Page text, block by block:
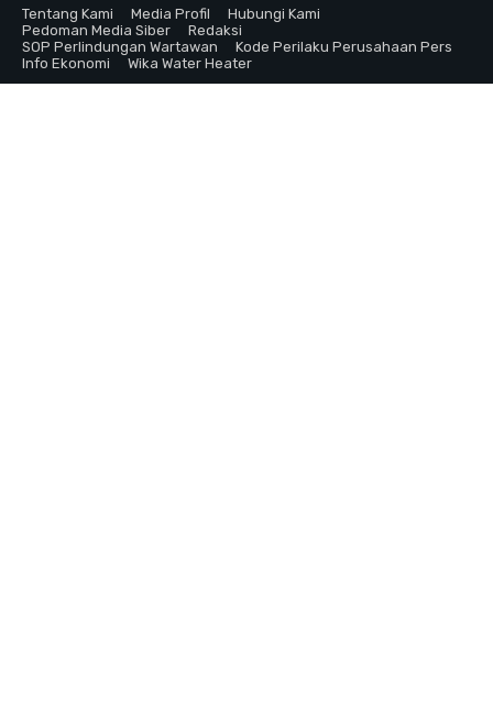
Tentang Kami
Media Profil
Hubungi Kami
Pedoman Media Siber
Redaksi
SOP Perlindungan Wartawan
Kode Perilaku Perusahaan Pers
Info Ekonomi
Wika Water Heater